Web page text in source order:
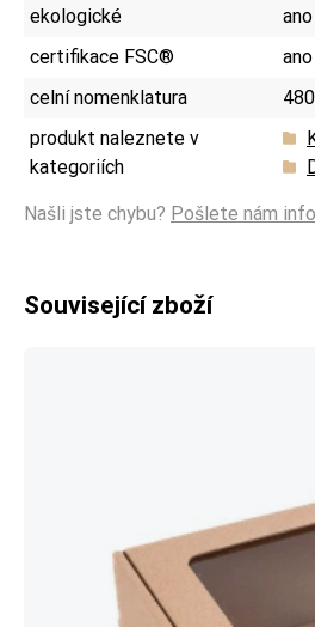
ekologické
ano
certifikace FSC®
ano
celní nomenklatura
produkt naleznete v
kategoriích
Našli jste chybu? Pošlete nám
Související zboží